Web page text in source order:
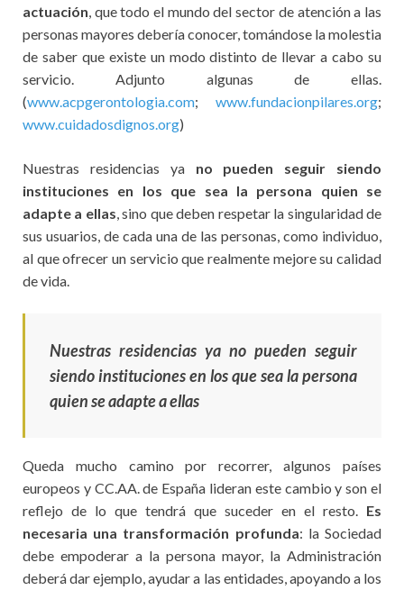
actuación , que todo el mundo del sector de atención a las
personas mayores debería conocer, tomándose la molestia
de saber que existe un modo distinto de llevar a cabo su
servicio. Adjunto algunas de ellas.
(www.acpgerontologia.com; www.fundacionpilares.org;
www.cuidadosdignos.org)
Nuestras residencias ya no pueden seguir siendo
instituciones en los que sea la persona quien se
adapte a ellas , sino que deben respetar la singularidad de
sus usuarios, de cada una de las personas, como individuo,
al que ofrecer un servicio que realmente mejore su calidad
de vida.
Nuestras residencias ya no pueden seguir
siendo instituciones en los que sea la persona
quien se adapte a ellas
Queda mucho camino por recorrer, algunos países
europeos y CC.AA. de España lideran este cambio y son el
reflejo de lo que tendrá que suceder en el resto. Es
necesaria una transformación profunda: la Sociedad
debe empoderar a la persona mayor, la Administración
deberá dar ejemplo, ayudar a las entidades, apoyando a los